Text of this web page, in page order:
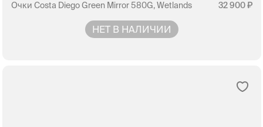
Очки Costa Diego Green Mirror 580G, Wetlands
32 900
НЕТ В НАЛИЧИИ